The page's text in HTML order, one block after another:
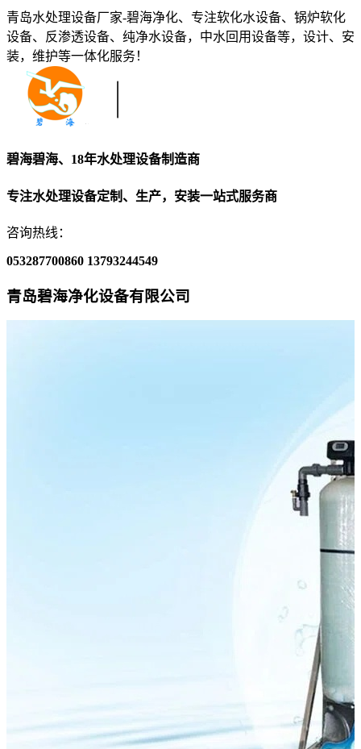
青岛水处理设备厂家-碧海净化、专注软化水设备、锅炉软化
设备、反渗透设备、纯净水设备，中水回用设备等，设计、安
装，维护等一体化服务！
碧海碧海、18年水处理设备制造商
专注水处理设备定制、生产，安装一站式服务商
咨询热线：
053287700860 13793244549
青岛碧海净化设备有限公司